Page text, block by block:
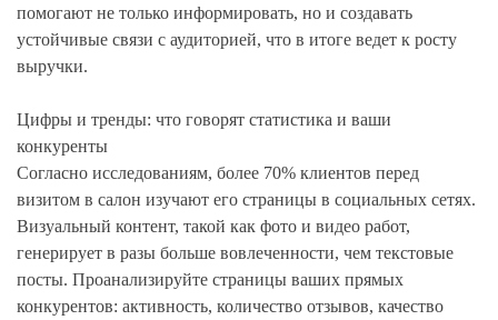
помогают не только информировать, но и создавать
устойчивые связи с аудиторией, что в итоге ведет к росту
выручки.
Цифры и тренды: что говорят статистика и ваши
конкуренты
Согласно исследованиям, более 70% клиентов перед
визитом в салон изучают его страницы в социальных сетях.
Визуальный контент, такой как фото и видео работ,
генерирует в разы больше вовлеченности, чем текстовые
посты. Проанализируйте страницы ваших прямых
конкурентов: активность, количество отзывов, качество